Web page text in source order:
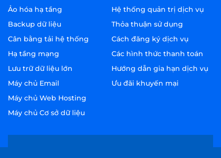
Ảo hóa hạ tầng
Backup dữ liệu
Cân bằng tải hệ thống
Hạ tầng mạng
Lưu trữ dữ liệu lớn
Máy chủ Email
Máy chủ Web Hosting
Máy chủ Cơ sở dữ liệu
Hệ thống quản trị dịch vụ
Thỏa thuận sử dụng
Cách đăng ký dịch vụ
Các hình thức thanh toán
Hướng dẫn gia hạn dịch vụ
Ưu đãi khuyến mại